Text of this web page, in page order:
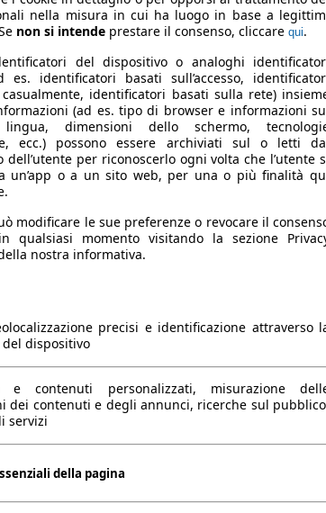
nella misura in cui ha luogo in base a
non si intende prestare il consenso, cliccare qui.
del dispositivo o analoghi
es. identificatori basati sull’accesso,
identificatori basati sulla rete)
(ad es. tipo di browser e informazioni
lingua, dimensioni dello schermo,
ecc.) possono essere archiviati sul o letti
dell’utente per riconoscerlo ogni volta che l’utente
un’app o a un sito web, per una o più finalità
modificare le sue preferenze o revocare il
qualsiasi momento visitando la sezione
nostra informativa.
precisi e identificazione attraverso
dispositivo
e contenuti personalizzati, misurazione
dei contenuti e degli annunci, ricerche sul
servizi
della pagina